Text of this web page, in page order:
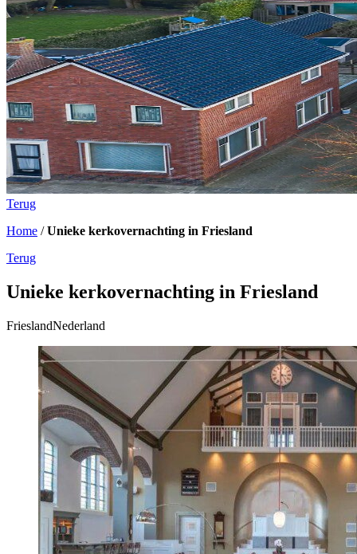
Terug
Home /Unieke kerkovernachting in Friesland
Terug
Unieke kerkovernachting in Friesland
FrieslandNederland